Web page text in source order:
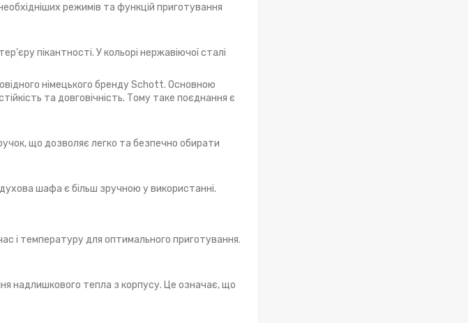
режимів та функцій приготування
пікантності. У кольорі нержавіючої сталі
німецького бренду Schott. Основною
та довговічність. Тому таке поєднання є
що дозволяє легко та безпечно обирати
шафа є більш зручною у використанні.
і температуру для оптимального приготування.
надлишкового тепла з корпусу. Це означає, що